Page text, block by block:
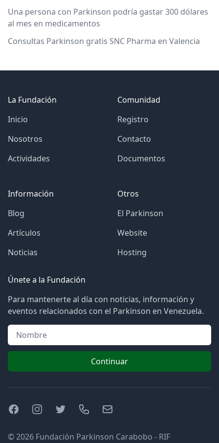
Una persona con Parkinson podría gastar 300 dólares
al mes en medicamentos
Consultas Parkinson gratis SNC Pharma en Valencia
La Fundación
Inicio
Nosotros
Actividades
Información
Blog
Artículos
Noticias
Comunidad
Registro
Contacto
Documentos
Otros
El Parkinson
Website
Hosting
Únete a la Fundación
Para mantenerte al día con noticias, información y
eventos relacionados con el Parkinson en Venezuela.
Nombre
Continuar
FacebookInstagramTwitterTelefonoEmail
© 2026 Fundación Parkinson Carabobo - RIF